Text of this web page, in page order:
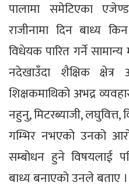
पालामा समेटिएका
राजीनामा दिन बाध्य
विधेयक पारित गर्ने
नदेखाउँदा शैक्षिक
शिक्षकमाथिको अभद्र
नहुनु, मिटरब्याजी, लघुवित्त,
गम्भिर नभएको उनको
सम्बोधन हुने विषयलाई
बाध्य बनाएको उनले बताए ।